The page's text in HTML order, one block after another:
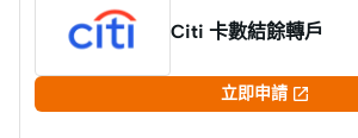
Citi 卡數結餘轉戶
立即申請 